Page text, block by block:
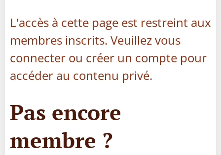
L'accès à cette page est restreint aux
membres inscrits. Veuillez vous
connecter ou créer un compte pour
accéder au contenu privé.
Pas encore
membre ?